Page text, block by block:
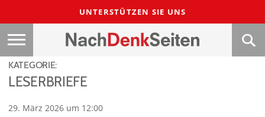
UNTERSTÜTZEN SIE UNS
KATEGORIE:
LESERBRIEFE
29. März 2026 um 12:00